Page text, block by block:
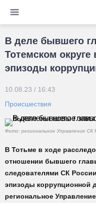
В деле бывшего
Тотемском
эпизоды
10.08.23 / 16:43
Происшествия
Фото: региональное Управление СК
В Тотьме в ходе
отношении бывшего
следователями СК
эпизоды коррупционной
региональное